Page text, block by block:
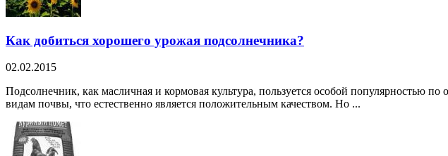
Как добиться хорошего урожая подсолнечника?
02.02.2015
Подсолнечник, как масличная и кормовая культура, пользуется особой популярностью
видам почвы, что естественно является положительным качеством. Но ...